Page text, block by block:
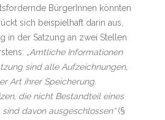
BürgerInnen könnten
sich beispielhaft darin aus,
in der Satzung an zwei Stellen
„Amtliche Informationen
sind alle Aufzeichnungen,
Art ihrer Speicherung.
die nicht Bestandteil eines
davon ausgeschlossen“(§